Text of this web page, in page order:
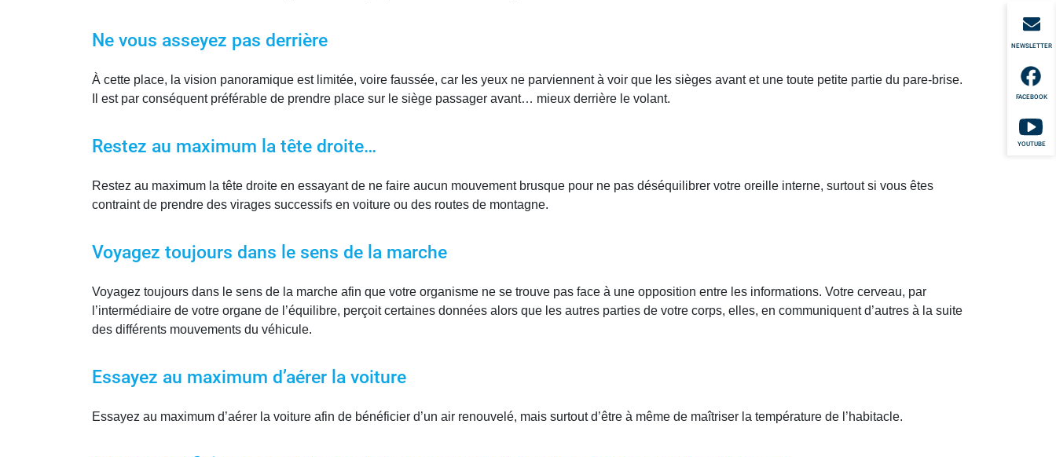
NEWSLETTER
FACEBOOK
YOUTUBE
Ne vous asseyez pas derrière
À cette place, la vision panoramique est limitée, voire faussée, car les yeux ne parviennent à voir que les sièges avant et une toute petite partie du pare-brise.
Il est par conséquent préférable de prendre place sur le siège passager avant… mieux derrière le volant.
Restez au maximum la tête droite…
Restez au maximum la tête droite en essayant de ne faire aucun mouvement brusque pour ne pas déséquilibrer votre oreille interne, surtout si vous êtes
contraint de prendre des virages successifs en voiture ou des routes de montagne.
Voyagez toujours dans le sens de la marche
Voyagez toujours dans le sens de la marche afin que votre organisme ne se trouve pas face à une opposition entre les informations. Votre cerveau, par
l’intermédiaire de votre organe de l’équilibre, perçoit certaines données alors que les autres parties de votre corps, elles, en communiquent d’autres à la suite
des différents mouvements du véhicule.
Essayez au maximum d’aérer la voiture
Essayez au maximum d’aérer la voiture afin de bénéficier d’un air renouvelé, mais surtout d’être à même de maîtriser la température de l’habitacle.